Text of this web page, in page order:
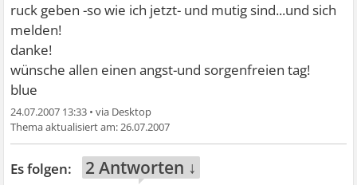
ruck geben -so wie ich jetzt- und mutig sind...und sich
melden!
danke!
wünsche allen einen angst-und sorgenfreien tag!
blue
24.07.2007 13:33 •
26.07.2007
2 Antworten ↓